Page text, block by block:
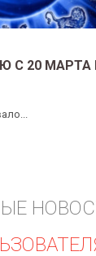
С 20 МАРТА